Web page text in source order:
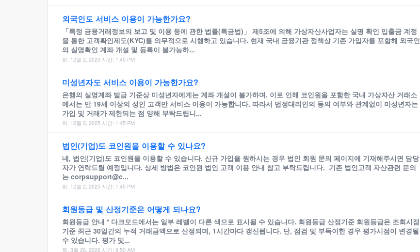
외국인도 서비스 이용이 가능한가요?
「특정 금융거래정보의 보고 및 이용 등에 관한 법률(특금법)」 제5조에 의해 가상자산사업자는 실명 확인 입출금 계정
을 통한 고객확인제도(KYC)를 의무적으로 시행하고 있습니다. 현재 국내 금융기관 정책상 기존 가입자를 포함해 외국인
의 실명확인 계좌 개설 및 등록이 불가능하...
화, 12월 2, 2025 시간: 1:45 PM
미성년자도 서비스 이용이 가능한가요?
은행의 실명계좌 발급 기준상 미성년자에게는 계좌 개설이 불가하며, 이로 인해 코인원을 포함한 국내 가상자산 거래소
에서는 만 19세 이상의 성인 고객만 서비스 이용이 가능합니다. 따라서 법정대리인의 동의 여부와 관계없이 미성년자는
가입 및 거래가 제한되는 점 양해 부탁드립니...
화, 12월 2, 2025 시간: 1:45 PM
법인(기업)도 코인원을 이용할 수 있나요?
네, 법인(기업)도 코인원을 이용할 수 있습니다. 신규 가입을 원하시는 경우 법인 회원 문의 페이지에 기재해주시면 담당
자가 연락드릴 예정입니다. 상세 방법은 코인원 법인 고객 이용 안내 참고 부탁드립니다. 기존 법인고객 자산관련 문의
는 corpsupport@c...
화, 12월 2, 2025 시간: 1:45 PM
회원등급 및 산정기준은 어떻게 되나요?
회원등급 안내 * 다크모드에서는 일부 레벨이 다른 색으로 표시될 수 있습니다. 회원등급 산정기준 회원등급은 조회시점
기준 최근 30일간의 누적 거래금액으로 산정되며, 1시간마다 갱신됩니다. 단, 점검 및 부득이한 경우 평가시점이 변경될
수 있습니다. 평가 및...
목, 3월 26, 2026 시간: 9:50 AM